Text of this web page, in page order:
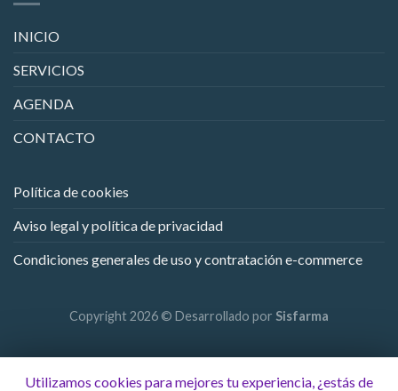
INICIO
SERVICIOS
AGENDA
CONTACTO
Política de cookies
Aviso legal y política de privacidad
Condiciones generales de uso y contratación e-commerce
Copyright 2026 © Desarrollado por Sisfarma
Utilizamos cookies para mejores tu experiencia, ¿estás de